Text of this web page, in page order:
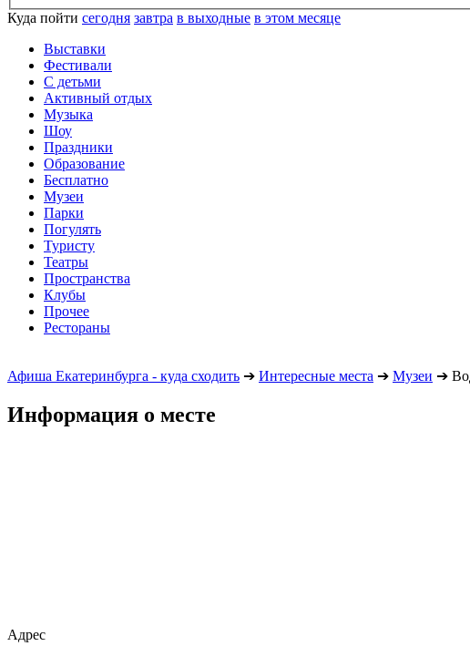
Куда пойти сегодня завтра в выходные в этом месяце
Выставки
Фестивали
С детьми
Активный отдых
Музыка
Шоу
Праздники
Образование
Бесплатно
Музеи
Парки
Погулять
Туристу
Театры
Пространства
Клубы
Прочее
Рестораны
Афиша Екатеринбурга - куда сходить ➔ Интересные места ➔ Музеи ➔
Информация о месте
Адрес